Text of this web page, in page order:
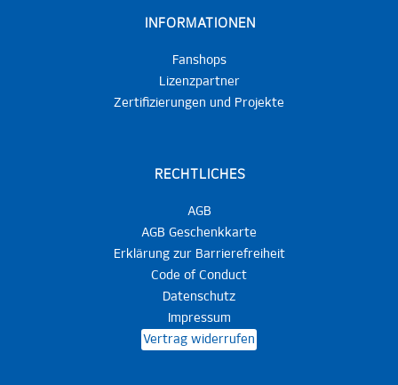
INFORMATIONEN
Fanshops
Lizenzpartner
Zertifizierungen und Projekte
RECHTLICHES
AGB
AGB Geschenkkarte
Erklärung zur Barrierefreiheit
Code of Conduct
Datenschutz
Impressum
Vertrag widerrufen